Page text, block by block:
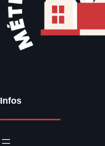
Infos